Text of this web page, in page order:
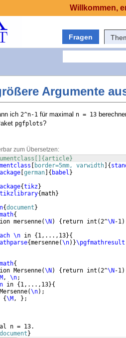
Fragen
Argumente
ich 2^n-1 für maximal n = 13
pgfplots?
zum Übersetzen:
border=5mm, varwidth {
german { babel }
{tikz}
{math}
{document }
{
mersenne(\N ) { return int (2^\N -1)
\n in { 1,...,13}{
{mersenne(\n)}\pgfmathresult
{
Mersenne(\N ) { return int (2^\N -1)
, \n;
in { 1,...,13}{
(\n) ;
{\M , } ;
n = 13.
document }
Willkommen,